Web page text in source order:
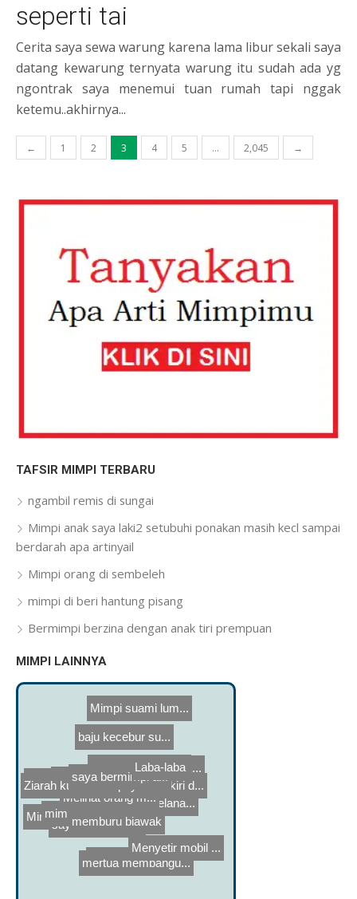
seperti tai
Cerita saya sewa warung karena lama libur sekali saya
datang kewarung ternyata warung itu sudah ada yg
ngontrak saya menemui tuan rumah tapi nggak
ketemu..akhirnya...
Posts pagination
← 1 2 3 4 5 … 2,045 →
TAFSIR MIMPI TERBARU
ngambil remis di sungai
Mimpi anak saya laki2 setubuhi ponakan masih kecl sampai
berdarah apa artinyail
Mimpi orang di sembeleh
mimpi di beri hantung pisang
Bermimpi berzina dengan anak tiri prempuan
MIMPI LAINNYA
Isrtri membelak...
baju pengantin
Mimpi kaki suam...
Dikejar mw di p...
Membakar celana...
Melihat Suami c...
saya mimpi dile...
Menemani teman ...
mertua membangu...
Mimpi suami lum...
mimpi bertemu b...
memburu biawak
Melihat orang m...
mencuri jemuran...
payudara kiri d...
Ziarah kubur da...
saya bermimpi a...
Laba-laba
Menyetir mobil ...
baju kecebur su...